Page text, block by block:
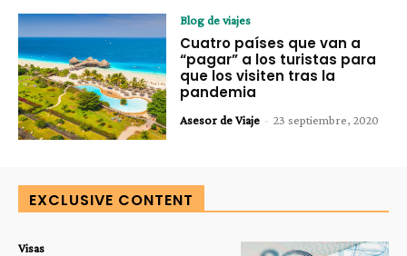
Blog de viajes
Cuatro países que van a
“pagar” a los turistas para
que los visiten tras la
pandemia
Asesor de Viaje - 23 septiembre, 2020
EXCLUSIVE CONTENT
Visas